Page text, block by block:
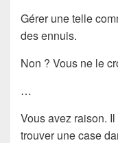
Gérer une telle
des ennuis.
Non ? Vous ne le
…
Vous avez raison.
trouver une case